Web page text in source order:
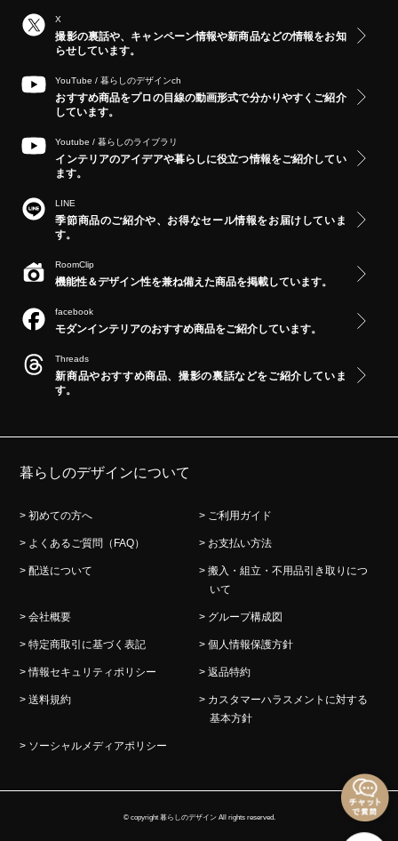
X
撮影の裏話や、キャンペーン情報や新商品などの情報をお知
らせしています。
YouTube /暮らしのデザインch
おすすめ商品をプロの目線の動画形式で分かりやすくご紹介
しています。
Youtube /暮らしのライブラリ
インテリアのアイデアや暮らしに役立つ情報をご紹介してい
ます。
LINE
季節商品のご紹介や、お得なセール情報をお届けしていま
す。
RoomClip
機能性＆デザイン性を兼ね備えた商品を掲載しています。
facebook
モダンインテリアのおすすめ商品をご紹介しています。
Threads
新商品やおすすめ商品、撮影の裏話などをご紹介していま
す。
暮らしのデザインについて
> 初めての方へ > ご利用ガイド
> よくあるご質問（FAQ） > お支払い方法
> 配送について
> 搬入・組立・不用品引き取りにつ
いて
> 会社概要 > グループ構成図
> 特定商取引に基づく表記 > 個人情報保護方針
> 情報セキュリティポリシー > 返品特約
> 送料規約
> カスタマーハラスメントに対する
基本方針
> ソーシャルメディアポリシー
© copyright 暮らしのデザイン All rights reserved.